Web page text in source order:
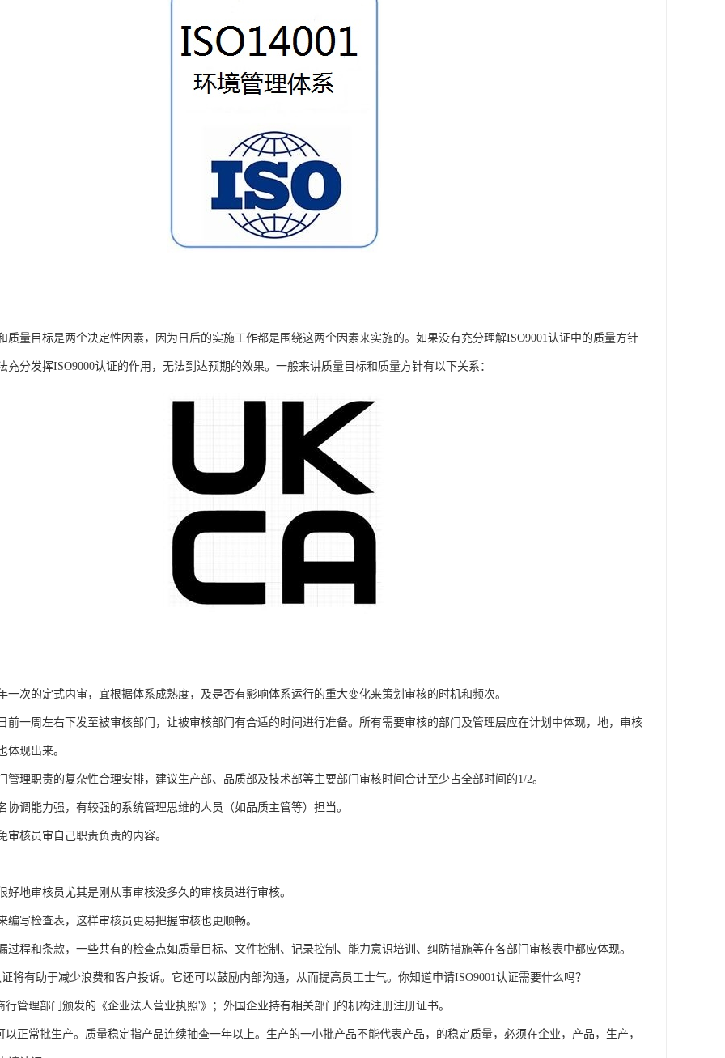
质量目标是两个决定性因素，因为日后的实施工作都是围绕这两个因素来实施的。如果没有充分理解ISO9001认证中的质量方针
充分发挥ISO9000认证的作用，无法到达预期的效果。一般来讲质量目标和质量方针有以下关系：
一次的定式内审，宜根据体系成熟度，及是否有影响体系运行的重大变化来策划审核的时机和频次。
前一周左右下发至被审核部门，让被审核部门有合适的时间进行准备。所有需要审核的部门及管理层应在计划中体现，地，审核
体现出来。
管理职责的复杂性合理安排，建议生产部、品质部及技术部等主要部门审核时间合计至少占全部时间的1/2。
协调能力强，有较强的系统管理思维的人员（如品质主管等）担当。
审核员审自己职责负责的内容。
好地审核员尤其是刚从事审核没多久的审核员进行审核。
编写检查表，这样审核员更易把握审核也更顺畅。
过程和条款，一些共有的检查点如质量目标、文件控制、记录控制、能力意识培训、纠防措施等在各部门审核表中都应体现。
将有助于减少浪费和客户投诉。它还可以鼓励内部沟通，从而提高员工士气。你知道申请ISO9001认证需要什么吗？
行管理部门颁发的《企业法人营业执照'》；外国企业持有相关部门的机构注册注册证书。
以正常批生产。质量稳定指产品连续抽查一年以上。生产的一小批产品不能代表产品，的稳定质量，必须在企业，产品，生产，